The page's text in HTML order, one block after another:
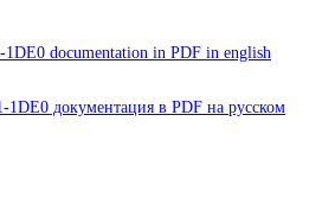
documentation in PDF in english
1DE0 документация в PDF на русском